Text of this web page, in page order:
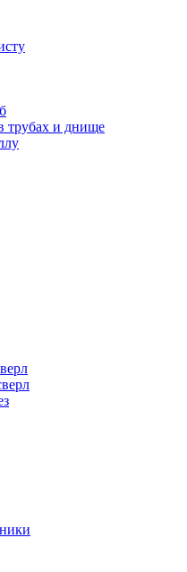
трубах и днище